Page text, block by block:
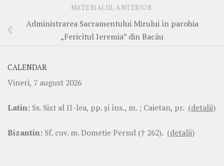
MATERIALUL ANTERIOR
Administrarea Sacramentului Mirului în parohia
„Fericitul Ieremia” din Bacău
CALENDAR
Vineri, 7 august 2026
Latin: Ss. Sixt al II-lea, pp. şi îns., m. ; Caietan, pr. (detalii)
Bizantin: Sf. cuv. m. Dometie Persul († 262). (detalii)